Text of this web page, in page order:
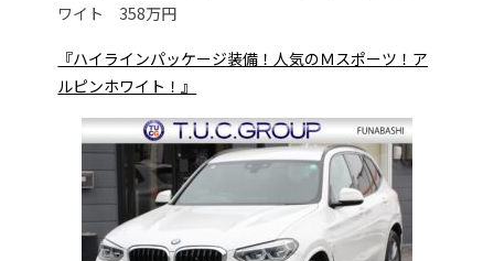
会社概要
ワイト 358万円
『ハイラインパッケージ装備！人気のＭスポーツ！ア
ルピンホワイト！』